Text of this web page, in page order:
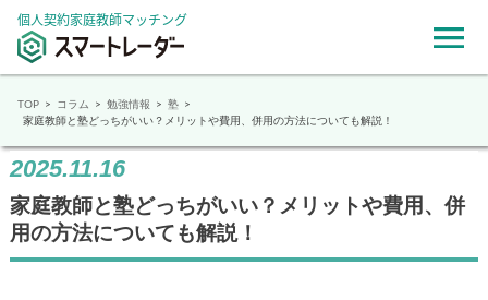
個人契約家庭教師マッチング
TOP コラム 勉強情報
塾
家庭教師と塾どっちがいい？メリットや費用、併用の方法についても解説！
2025.11.16
家庭教師と塾どっちがいい？メリットや費用、併
用の方法についても解説！